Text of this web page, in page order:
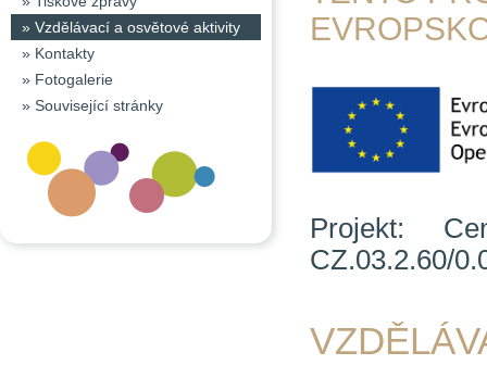
» Vzdělávací a osvětové aktivity
» Kontakty
» Fotogalerie
» Související stránky
Projekt:
CZ.03.2.60/